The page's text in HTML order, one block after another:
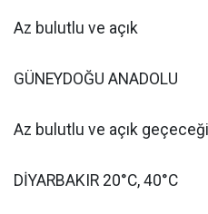
Az bulutlu ve açık
GÜNEYDOĞU ANADOLU
Az bulutlu ve açık
DİYARBAKIR 20°C, 40°C